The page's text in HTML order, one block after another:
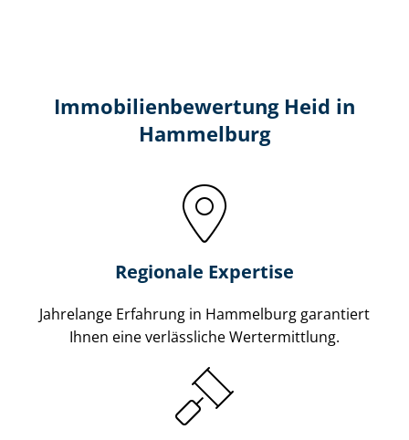
Immobilien­bewertung Heid in
Hammelburg
Regionale Expertise
Jahrelange Erfahrung in Hammelburg garantiert
Ihnen eine verlässliche Wertermittlung.